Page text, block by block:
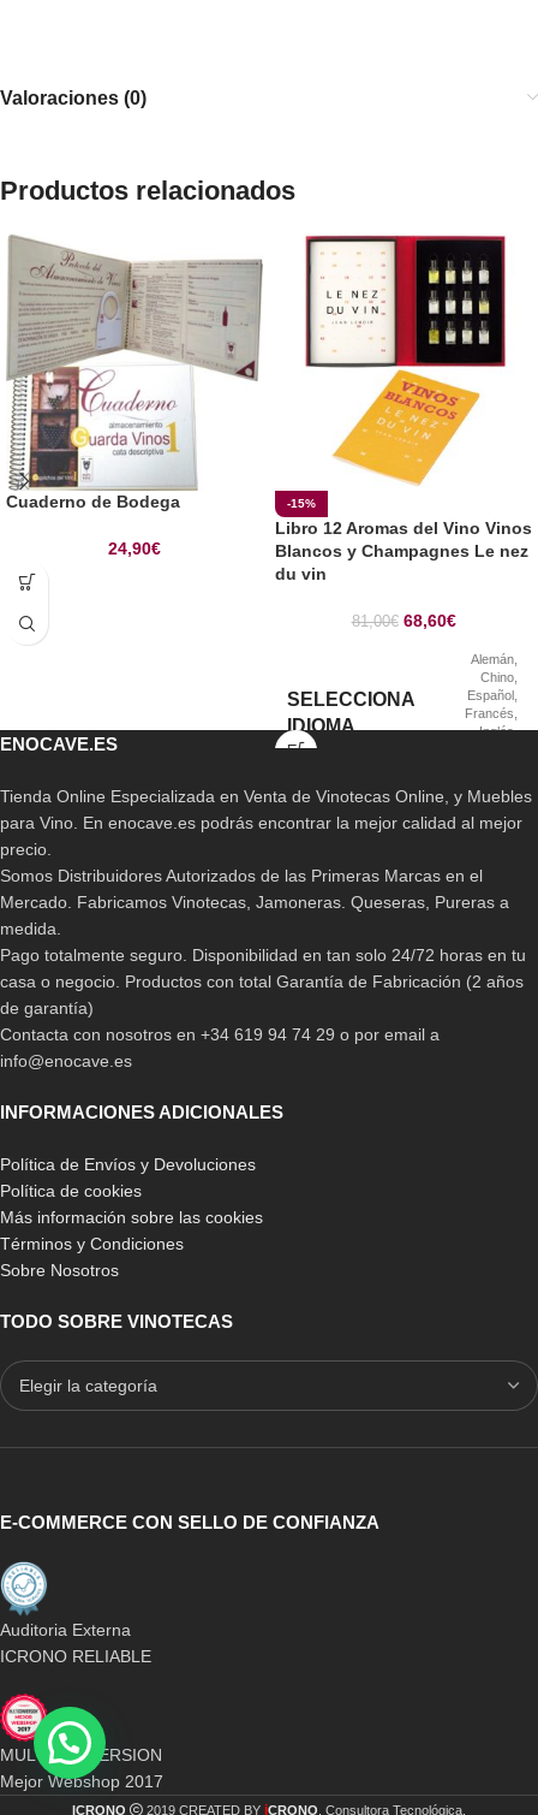
Valoraciones (0)
Productos relacionados
Cuaderno de Bodega
24,90€
-15%
Libro 12 Aromas del Vino Vinos
Blancos y Champagnes Le nez
du vin
81,00€ 68,60€
SELECCIONA
IDIOMA
Alemán
Chino
Español
Francés
Inglés,
ENOCAVE.ES
Tienda Online Especializada en Venta de Vinotecas Online, y Muebles
para Vino. En enocave.es podrás encontrar la mejor calidad al mejor
precio.
Somos Distribuidores Autorizados de las Primeras Marcas en el
Mercado. Fabricamos Vinotecas, Jamoneras. Queseras, Pureras a
medida.
Pago totalmente seguro. Disponibilidad en tan solo 24/72 horas en tu
casa o negocio. Productos con total Garantía de Fabricación (2 años
de garantía)
Contacta con nosotros en +34 619 94 74 29 o por email a
info@enocave.es
INFORMACIONES ADICIONALES
Política de Envíos y Devoluciones
Política de cookies
Más información sobre las cookies
Términos y Condiciones
Sobre Nosotros
TODO SOBRE VINOTECAS
E-COMMERCE CON SELLO DE CONFIANZA
Auditoria Externa
ICRONO RELIABLE
MULTICONVERSION
Mejor Webshop 2017
ICRONO 2019 CREATED BY iCRONO . Consultora Tecnológica.